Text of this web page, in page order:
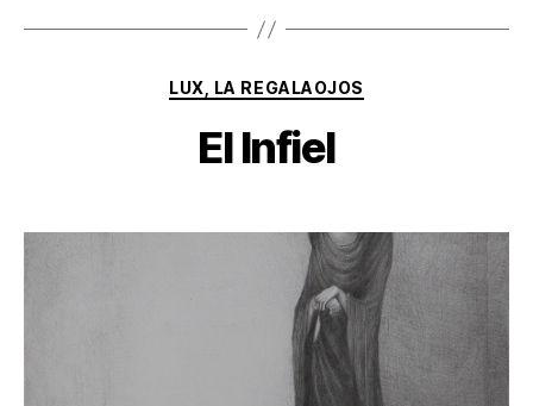
Categorías
LUX, LA REGALAOJOS
El Infiel